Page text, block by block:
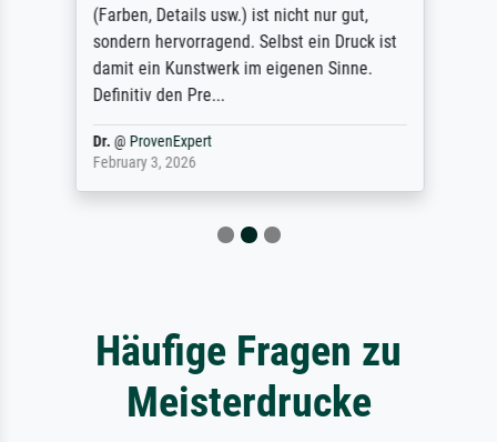
(Farben, Details usw.) ist nicht nur gut,
sondern hervorragend. Selbst ein Druck ist
damit ein Kunstwerk im eigenen Sinne.
Definitiv den Pre...
Dr.@ ProvenExpert
February 3, 2026
Häufige Fragen zu
Meisterdrucke